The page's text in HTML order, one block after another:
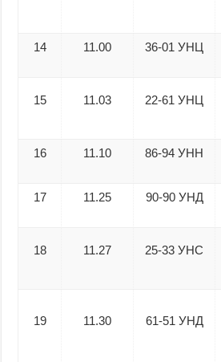
14 11.00 36-01 УНЦ
15 11.03 22-61 УНЦ
16 11.10 86-94 УНН
17 11.25 90-90 УНД
18 11.27 25-33 УНС
19 11.30 61-51 УНД